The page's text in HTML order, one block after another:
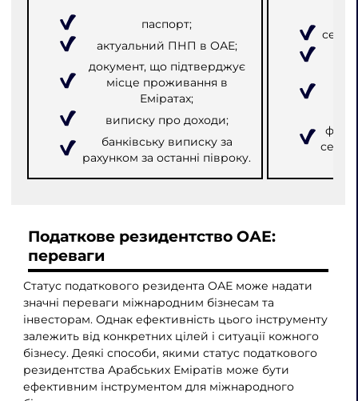
паспорт;
актуальний ПНП в ОАЕ;
документ, що підтверджує
місце проживання в
Еміратах;
виписку про доходи;
банківську виписку за
рахунком за останні півроку.
Податкове резидентство ОАЕ:
переваги
Статус податкового резидента ОАЕ може надати
значні переваги міжнародним бізнесам та
інвесторам. Однак ефективність цього інструменту
залежить від конкретних цілей і ситуації кожного
бізнесу. Деякі способи, якими статус податкового
резидентства Арабських Еміратів може бути
ефективним інструментом для міжнародного